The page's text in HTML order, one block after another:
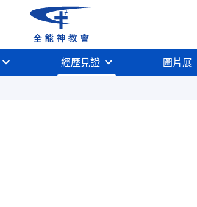
經歷見證 圖片展